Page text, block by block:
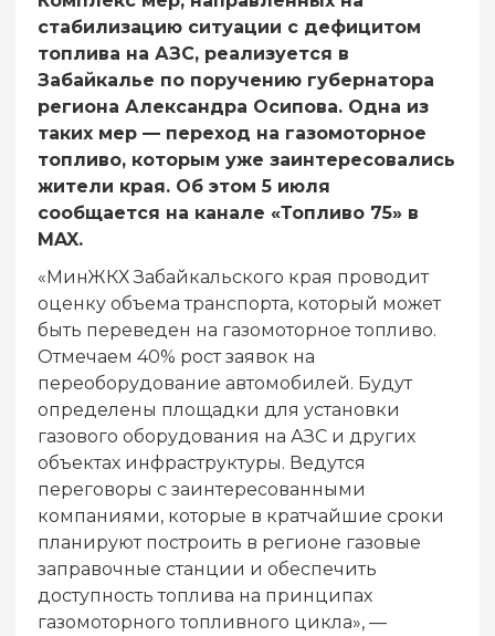
стабилизацию ситуации с дефицитом
топлива на АЗС, реализуется в
Забайкалье по поручению губернатора
региона Александра Осипова. Одна из
таких мер — переход на газомоторное
топливо, которым уже заинтересовались
жители края. Об этом 5 июля
сообщается на канале «Топливо 75» в
MAX.
«МинЖКХ Забайкальского края проводит
оценку объема транспорта, который может
быть переведен на газомоторное топливо.
Отмечаем 40% рост заявок на
переоборудование автомобилей. Будут
определены площадки для установки
газового оборудования на АЗС и других
объектах инфраструктуры. Ведутся
переговоры с заинтересованными
компаниями, которые в кратчайшие сроки
планируют построить в регионе газовые
заправочные станции и обеспечить
доступность топлива на принципах
газомоторного топливного цикла», —